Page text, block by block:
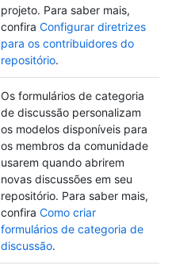
projeto. Para saber mais,
confira Configurar diretrizes
para os contribuidores do
repositório.
Os formulários de categoria
de discussão personalizam
os modelos disponíveis para
os membros da comunidade
usarem quando abrirem
novas discussões em seu
repositório. Para saber mais,
confira Como criar
formulários de categoria de
discussão.